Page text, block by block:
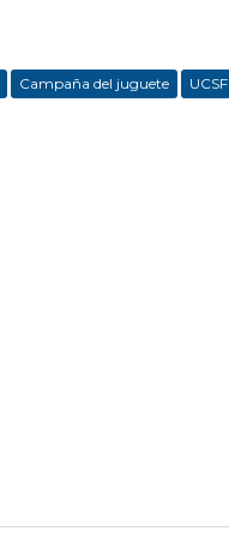
Campaña del juguete UCSF